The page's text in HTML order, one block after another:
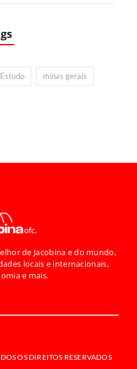
Estudo minas gerais
de Jacobina e do mundo,
locais e internacionais,
e mais.
OS DIREITOS RESERVADOS